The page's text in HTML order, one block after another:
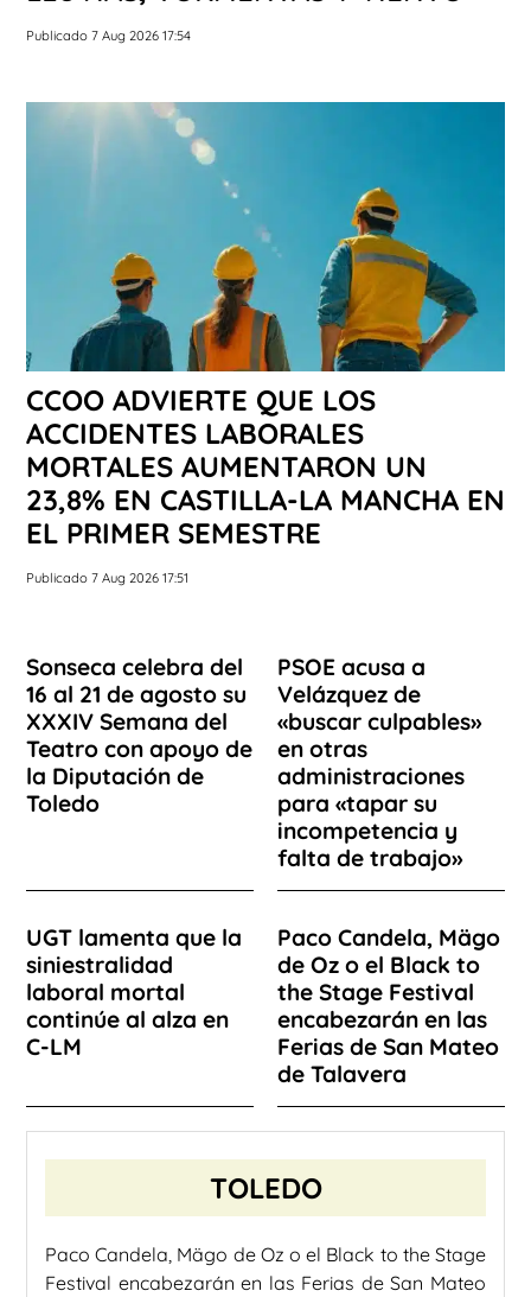
Publicado 7 Aug 2026 17:54
CCOO ADVIERTE QUE LOS
ACCIDENTES LABORALES
MORTALES AUMENTARON UN
23,8% EN CASTILLA-LA MANCHA EN
EL PRIMER SEMESTRE
Publicado 7 Aug 2026 17:51
Sonseca celebra del
16 al 21 de agosto su
XXXIV Semana del
Teatro con apoyo de
la Diputación de
Toledo
PSOE acusa a
Velázquez de
«buscar culpables»
en otras
administraciones
para «tapar su
incompetencia y
falta de trabajo»
UGT lamenta que la
siniestralidad
laboral mortal
continúe al alza en
C-LM
Paco Candela, Mägo
de Oz o el Black to
the Stage Festival
encabezarán en las
Ferias de San Mateo
de Talavera
TOLEDO
Paco Candela, Mägo de Oz o el Black to the Stage
Festival encabezarán en las Ferias de San Mateo